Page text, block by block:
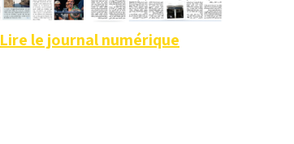
Lire le journal numérique